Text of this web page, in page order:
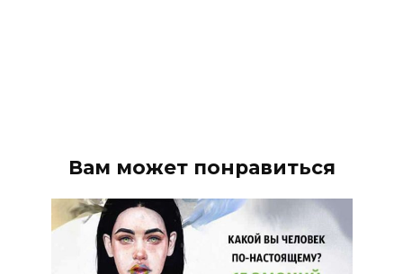
Вам может понравиться